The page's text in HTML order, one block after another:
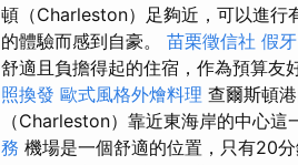
頓（Charleston）足夠近，可以進行
的體驗而感到自豪。 苗栗徵信社 假牙
舒適且負擔得起的住宿，作為預算友
照換發 歐式風格外燴料理 查爾斯頓
（Charleston）靠近東海岸的中心
務 機場是一個舒適的位置，只有20